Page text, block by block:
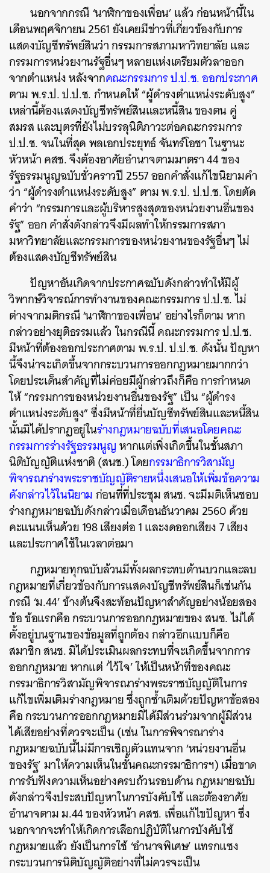
นอกจากกรณี ‘นาฬิกาของเพื่อน’ แล้ว ก่อนหน้านี้ใน
เดือนพฤศจิกายน 2561 ยังเคยมีข่าวที่เกี่ยวข้องกับการ
แสดงบัญชีทรัพย์สินว่า กรรมการสภามหาวิทยาลัย และ
กรรมการหน่วยงานรัฐอื่นๆ หลายแห่งเตรียมตัวลาออก
จากตำแหน่ง หลังจากคณะกรรมการ ป.ป.ช. ออกประกาศ
ตาม พ.ร.ป. ป.ป.ช.กำหนดให้ “ผู้ดำรงตำแหน่งระดับสูง”
เหล่านี้ต้องแสดงบัญชีทรัพย์สินและหนี้สิน ของตน คู่
สมรส และบุตรที่ยังไม่บรรลุนิติภาวะต่อคณะกรรมการ
ป.ป.ช. จนในที่สุด พลเอกประยุทธ์ จันทร์โอชา ในฐานะ
หัวหน้า คสช. จึงต้องอาศัยอำนาจตามมาตรา 44 ของ
รัฐธรรมนูญฉบับชั่วคราวปี 2557 ออกคำสั่งแก้ไขนิยามคำ
ว่า “ผู้ดำรงตำแหน่งระดับสูง” ตาม พ.ร.ป. ป.ป.ช. โดยตัด
คำว่า “กรรมการและผู้บริหารสูงสุดของหน่วยงานอื่นของ
รัฐ” ออก คำสั่งดังกล่าวจึงมีผลทำให้กรรมการสภา
มหาวิทยาลัยและกรรมการของหน่วยงานของรัฐอื่นๆ ไม่
ต้องแสดงบัญชีทรัพย์สิน
ปัญหาอันเกิดจากประกาศฉบับดังกล่าวทำให้มีผู้
วิพากษ์วิจารณ์การทำงานของคณะกรรมการ ป.ป.ช. ไม่
ต่างจากมติกรณี ‘นาฬิกาของเพื่อน’ อย่างไรก็ตาม หาก
กล่าวอย่างยุติธรรมแล้ว ในกรณีนี้ คณะกรรมการ ป.ป.ช.
มีหน้าที่ต้องออกประกาศตาม พ.ร.ป. ป.ป.ช. ดังนั้น ปัญหา
นี้จึงน่าจะเกิดขึ้นจากกระบวนการออกกฎหมายมากกว่า
โดยประเด็นสำคัญที่ไม่ค่อยมีผู้กล่าวถึงก็คือ การกำหนด
ให้ “กรรมการของหน่วยงานอื่นของรัฐ” เป็น “ผู้ดำรง
ตำแหน่งระดับสูง” ซึ่งมีหน้าที่ยื่นบัญชีทรัพย์สินและหนี้สิน
นั้นมิได้ปรากฏอยู่ในร่างกฎหมายฉบับที่เสนอโดยคณะ
กรรมการร่างรัฐธรรมนูญหากแต่เพิ่งเกิดขึ้นในชั้นสภา
นิติบัญญัติแห่งชาติ (สนช.) โดยกรรมาธิการวิสามัญ
พิจารณาร่างพระราชบัญญัติรายหนึ่งเสนอให้เพิ่มข้อความ
ดังกล่าวไว้ในนิยามก่อนที่ที่ประชุม สนช. จะมีมติเห็นชอบ
ร่างกฎหมายฉบับดังกล่าวเมื่อเดือนธันวาคม 2560 ด้วย
คะแนนเห็นด้วย 198 เสียงต่อ 1 และงดออกเสียง 7 เสียง
และประกาศใช้ในเวลาต่อมา
กฎหมายทุกฉบับล้วนมีทั้งผลกระทบด้านบวกและลบ
กฎหมายที่เกี่ยวข้องกับการแสดงบัญชีทรัพย์สินก็เช่นกัน
กรณี ‘ม.44’ ข้างต้นจึงสะท้อนปัญหาสำคัญอย่างน้อยสอง
ข้อ ข้อแรกคือ กระบวนการออกกฎหมายของ สนช. ไม่ได้
ตั้งอยู่บนฐานของข้อมูลที่ถูกต้อง กล่าวอีกแบบก็คือ
สมาชิก สนช. มิได้ประเมินผลกระทบที่จะเกิดขึ้นจากการ
ออกกฎหมาย หากแต่ ‘ไว้ใจ’ ให้เป็นหน้าที่ของคณะ
กรรมาธิการวิสามัญพิจารณาร่างพระราชบัญญัติในการ
แก้ไขเพิ่มเติมร่างกฎหมาย ซึ่งถูกซ้ำเติมด้วยปัญหาข้อสอง
คือ กระบวนการออกกฎหมายมิได้มีส่วนร่วมจากผู้มีส่วน
ได้เสียอย่างที่ควรจะเป็น (เช่น ในการพิจารณาร่าง
กฎหมายฉบับนี้ไม่มีการเชิญตัวแทนจาก ‘หน่วยงานอื่น
ของรัฐ’ มาให้ความเห็นในชั้นคณะกรรมาธิการฯ) เมื่อขาด
การรับฟังความเห็นอย่างครบถ้วนรอบด้าน กฎหมายฉบับ
ดังกล่าวจึงประสบปัญหาในการบังคับใช้ และต้องอาศัย
อำนาจตาม ม.44 ของหัวหน้า คสช. เพื่อแก้ไขปัญหา ซึ่ง
นอกจากจะทำให้เกิดการเลือกปฏิบัติในการบังคับใช้
กฎหมายแล้ว ยังเป็นการใช้ ‘อำนาจพิเศษ’ แทรกแซง
กระบวนการนิติบัญญัติอย่างที่ไม่ควรจะเป็น
ค้นหา
SHARE TWEET LINE EMAIL